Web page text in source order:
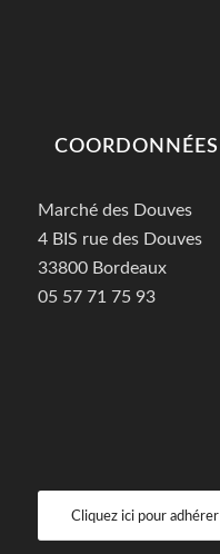
COORDONNÉES
Marché des Douves
4 BIS rue des Douves
33800 Bordeaux
05 57 71 75 93
Cliquez ici pour adhérer